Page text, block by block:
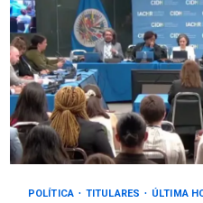
POLÍTICA TITULARES ÚLTIMA